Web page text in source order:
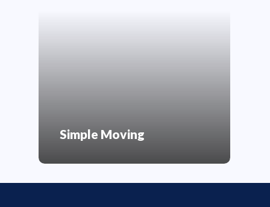
Simple Moving